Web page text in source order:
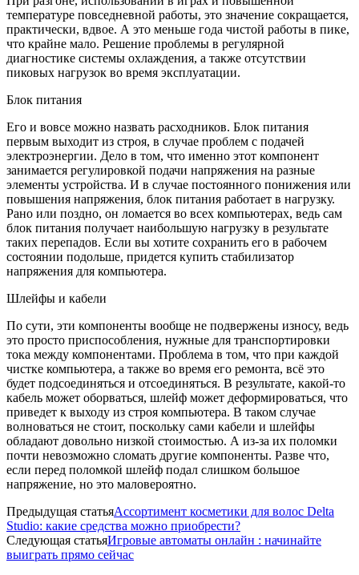
температуре повседневной работы, это значение сокращается,
практически, вдвое. А это меньше года чистой работы в пике,
что крайне мало. Решение проблемы в регулярной
диагностике системы охлаждения, а также отсутствии
пиковых нагрузок во время эксплуатации.
Блок питания
Его и вовсе можно назвать расходников. Блок питания
первым выходит из строя, в случае проблем с подачей
электроэнергии. Дело в том, что именно этот компонент
занимается регулировкой подачи напряжения на разные
элементы устройства. И в случае постоянного понижения или
повышения напряжения, блок питания работает в нагрузку.
Рано или поздно, он ломается во всех компьютерах, ведь сам
блок питания получает наибольшую нагрузку в результате
таких перепадов. Если вы хотите сохранить его в рабочем
состоянии подольше, придется купить стабилизатор
напряжения для компьютера.
Шлейфы и кабели
По сути, эти компоненты вообще не подвержены износу, ведь
это просто приспособления, нужные для транспортировки
тока между компонентами. Проблема в том, что при каждой
чистке компьютера, а также во время его ремонта, всё это
будет подсоединяться и отсоединяться. В результате, какой-то
кабель может оборваться, шлейф может деформироваться, что
приведет к выходу из строя компьютера. В таком случае
волноваться не стоит, поскольку сами кабели и шлейфы
обладают довольно низкой стоимостью. А из-за их поломки
почти невозможно сломать другие компоненты. Разве что,
если перед поломкой шлейф подал слишком большое
напряжение, но это маловероятно.
Предыдущая статьяАссортимент косметики для волос Delta
Studio: какие средства можно приобрести?
Следующая статьяИгровые автоматы онлайн : начинайте
выиграть прямо сейчас